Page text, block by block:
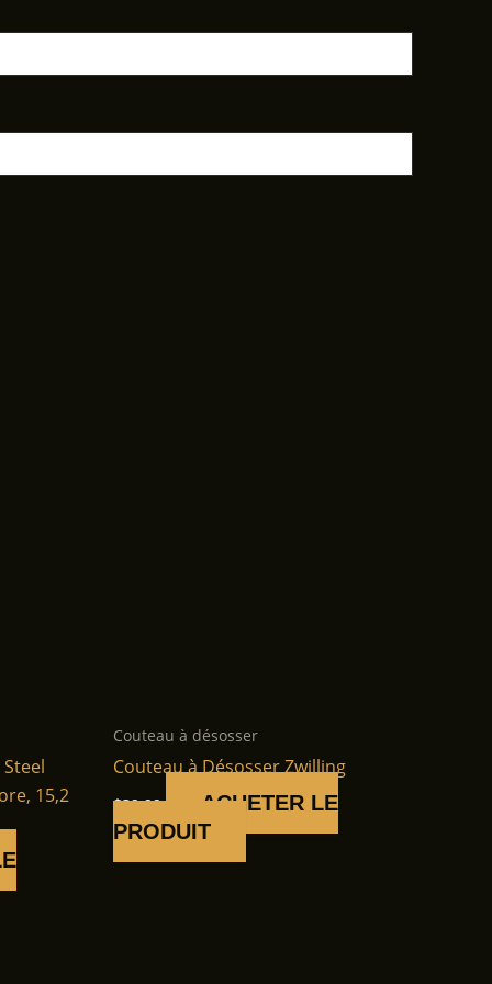
15,2
Couteau à désosser
Couteau à Désosser Zwilling
$39.99
ACHETER LE
PRODUIT